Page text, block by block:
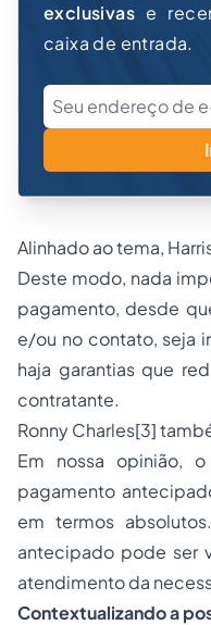
exclusivas e
caixa de entrada.
Alinhado ao tema,
Deste modo, nada
pagamento, desde
e/ou no contato, seja
haja garantias que
contratante.
Ronny Charles[3]
Em nossa opinião,
pagamento
em termos
antecipado pode ser
atendimento da
Contextualizando a